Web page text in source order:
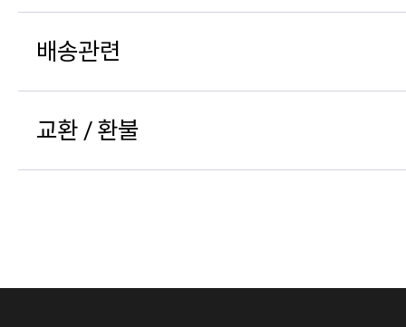
배송관련
교환 / 환불